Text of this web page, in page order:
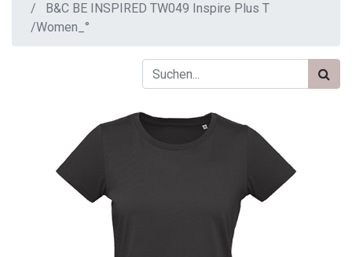
B&C BE INSPIRED TW049 Inspire Plus T
/Women_°